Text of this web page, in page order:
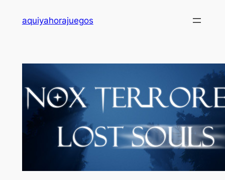
aquiyahorajuegos